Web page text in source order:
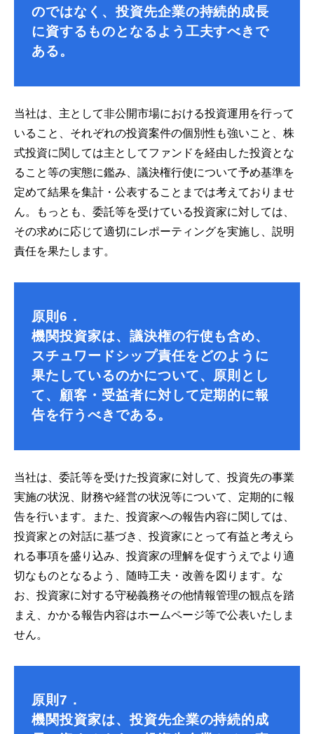
のではなく、投資先企業の持続的成長
に資するものとなるよう工夫すべきで
ある。
当社は、主として非公開市場における投資運用を行って
いること、それぞれの投資案件の個別性も強いこと、株
式投資に関しては主としてファンドを経由した投資とな
ること等の実態に鑑み、議決権行使について予め基準を
定めて結果を集計・公表することまでは考えておりませ
ん。もっとも、委託等を受けている投資家に対しては、
その求めに応じて適切にレポーティングを実施し、説明
責任を果たします。
原則6．
機関投資家は、議決権の行使も含め、
スチュワードシップ責任をどのように
果たしているのかについて、原則とし
て、顧客・受益者に対して定期的に報
告を行うべきである。
当社は、委託等を受けた投資家に対して、投資先の事業
実施の状況、財務や経営の状況等について、定期的に報
告を行います。また、投資家への報告内容に関しては、
投資家との対話に基づき、投資家にとって有益と考えら
れる事項を盛り込み、投資家の理解を促すうえでより適
切なものとなるよう、随時工夫・改善を図ります。な
お、投資家に対する守秘義務その他情報管理の観点を踏
まえ、かかる報告内容はホームページ等で公表いたしま
せん。
原則7．
機関投資家は、投資先企業の持続的成